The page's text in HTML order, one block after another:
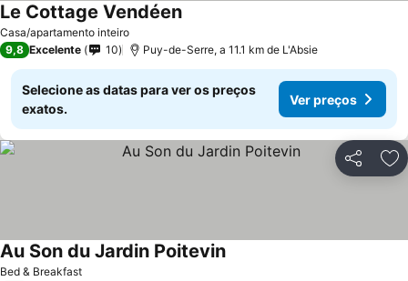
Casa/apartamento inteiro
Le Cottage VendéenVer preços
9,8 Excelente 10 Puy-de-Serre, a 11.1 km de L'Absie
Selecione as datas para ver os preços
exatos.
Ver preços
Partilhar
Bed & Breakfast
Au Son du Jardin PoitevinVer preços